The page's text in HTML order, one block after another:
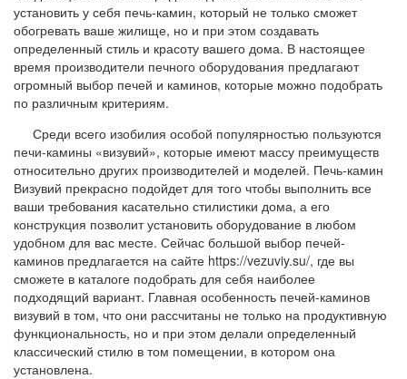
установить у себя печь-камин, который не только сможет
обогревать ваше жилище, но и при этом создавать
определенный стиль и красоту вашего дома. В настоящее
время производители печного оборудования предлагают
огромный выбор печей и каминов, которые можно подобрать
по различным критериям.
Среди всего изобилия особой популярностью пользуются
печи-камины «визувий», которые имеют массу преимуществ
относительно других производителей и моделей. Печь-камин
Визувий прекрасно подойдет для того чтобы выполнить все
ваши требования касательно стилистики дома, а его
конструкция позволит установить оборудование в любом
удобном для вас месте. Сейчас большой выбор печей-
каминов предлагается на сайте https://vezuviy.su/, где вы
сможете в каталоге подобрать для себя наиболее
подходящий вариант. Главная особенность печей-каминов
визувий в том, что они рассчитаны не только на продуктивную
функциональность, но и при этом делали определенный
классический стилю в том помещении, в котором она
установлена.